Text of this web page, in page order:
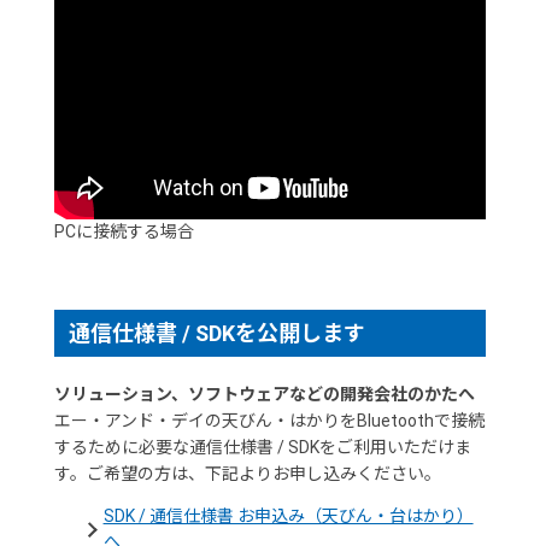
PCに接続する場合
通信仕様書 / SDKを公開します
ソリューション、ソフトウェアなどの開発会社のかたへ
エー・アンド・デイの天びん・はかりをBluetoothで接続
するために必要な通信仕様書 / SDKをご利用いただけま
す。ご希望の方は、下記よりお申し込みください。
SDK / 通信仕様書 お申込み（天びん・台はかり）
へ